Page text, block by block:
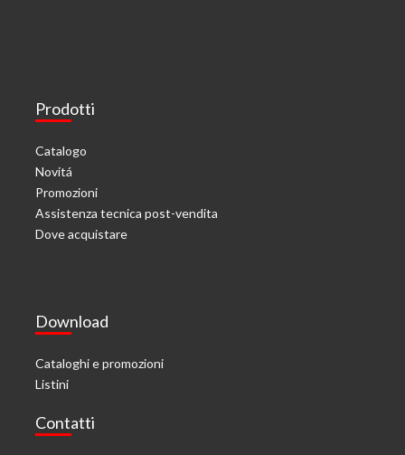
Prodotti
Catalogo
Novitá
Promozioni
Assistenza tecnica post-vendita
Dove acquistare
Download
Cataloghi e promozioni
Listini
Contatti